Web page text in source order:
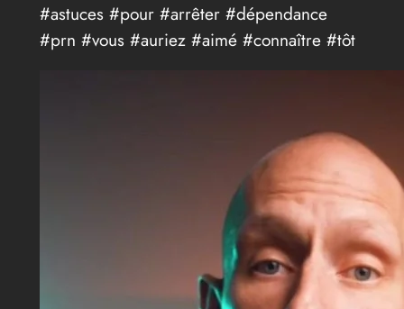
#astuces #pour #arrêter #dépendance
#prn #vous #auriez #aimé #connaître #tôt